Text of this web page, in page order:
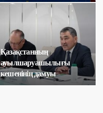
Қазақстанның
ауылшаруашылығы
кешенінің дамуы